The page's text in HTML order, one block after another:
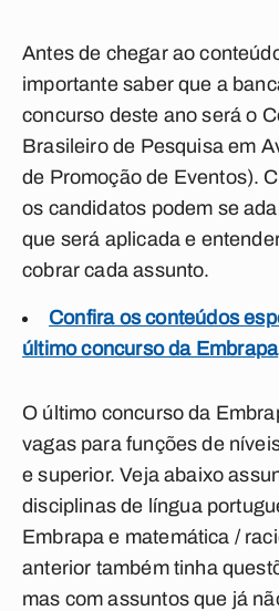
Antes de chegar ao
importante saber que a
concurso deste ano será o
Brasileiro de Pesquisa em
de Promoção de Eventos).
os candidatos podem se
que será aplicada e
cobrar cada assunto.
Confira os conteúdos
último concurso da Embrapa
O último concurso da
vagas para funções de
e superior. Veja abaixo
disciplinas de língua
Embrapa e matemática /
anterior também tinha
mas com assuntos que já